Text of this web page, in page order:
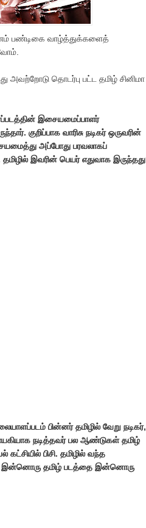
பண்டிகை வாழ்த்துக்களைத்
தொடர்பு பட்ட தமிழ் சினிமா
இசையமைப்பாளர்
குறிப்பாக வாரிசு நடிகர் ஒருவரின்
அப்போது பரவலாகப்
இவரின் பெயர் எதுவாக இருந்தது
பின்னர் தமிழில் வேறு நடிகர்,
நடித்தவர் பல ஆண்டுகள் தமிழ்
கட்சியில் பிசி. தமிழில் வந்த
இன்னொரு தமிழ் படத்தை இன்னொரு